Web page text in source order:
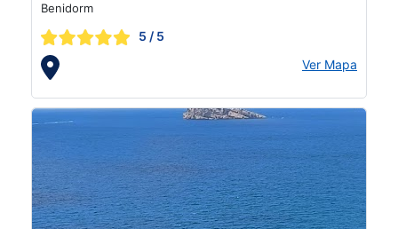
Benidorm
5 / 5
Ver Mapa